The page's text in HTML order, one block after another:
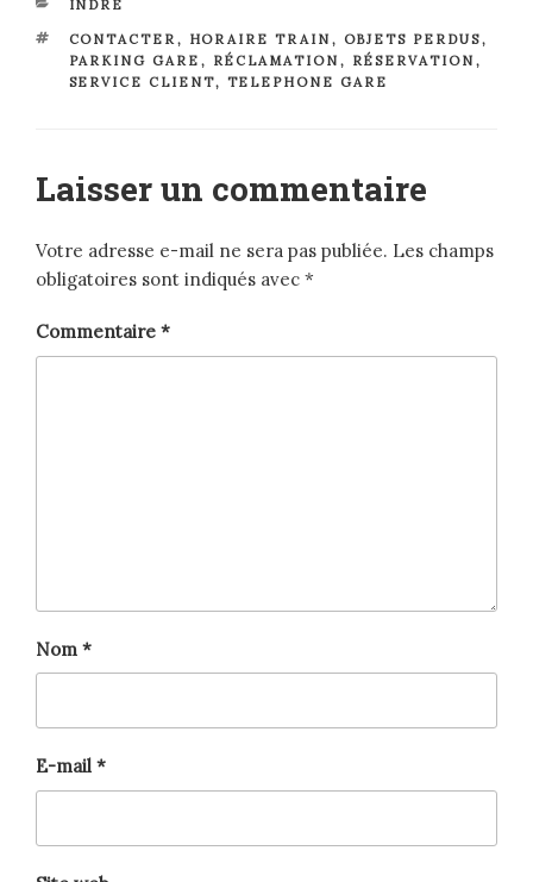
CATÉGORIES
INDRE
ÉTIQUETTES
CONTACTER, HORAIRE TRAIN , OBJETS PERDUS,
PARKING GARE , RÉCLAMATION , RÉSERVATION ,
SERVICE CLIENT, TELEPHONE GARE
Laisser un commentaire
Votre adresse e-mail ne sera pas publiée. Les champs
obligatoires sont indiqués avec *
Commentaire *
Nom *
E-mail *